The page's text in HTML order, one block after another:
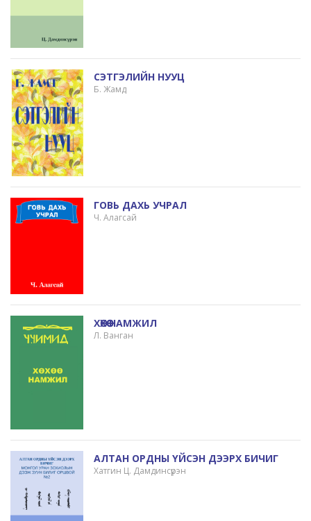
СЭТГЭЛИЙН НУУЦ
Б. Жамд
ГОВЬ ДАХЬ УЧРАЛ
Ч. Алагсай
ХӨХӨӨ НАМЖИЛ
Л. Ванган
АЛТАН ОРДНЫ ҮЙСЭН ДЭЭРХ БИЧИГ
Хатгин Ц. Дамдинсүрэн